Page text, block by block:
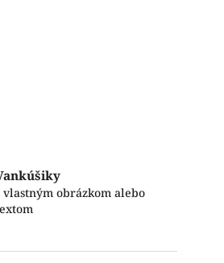
vlastným obrázkom alebo